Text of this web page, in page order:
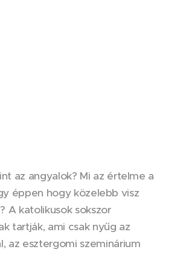
az angyalok? Mi az értelme a
éppen hogy közelebb visz
A katolikusok sokszor
tartják, ami csak nyűg az
az esztergomi szeminárium